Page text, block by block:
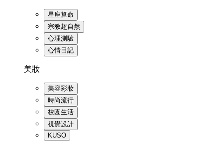
星座算命
宗教超自然
心理測驗
心情日記
美妝
美容彩妝
時尚流行
校園生活
視覺設計
KUSO